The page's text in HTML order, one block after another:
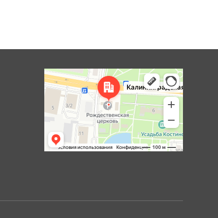
Королёв
Яндекс Карты — транспорт, навигация, поиск мест